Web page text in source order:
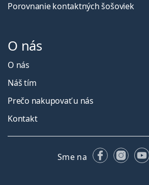
Porovnanie kontaktných šošoviek
O nás
O nás
Náš tím
Prečo nakupovať u nás
Kontakt
Sme na Facebooku